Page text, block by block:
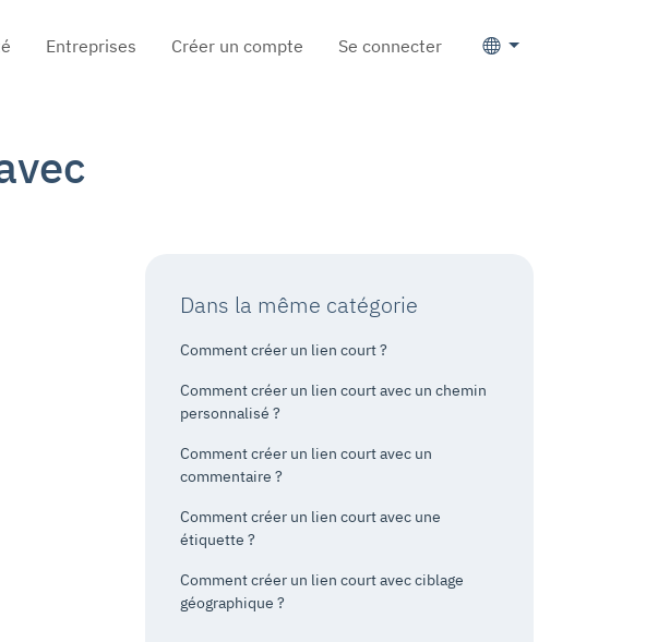
Entreprises Créer un compte Se connecter
Dans la même catégorie
Comment créer un lien court ?
Comment créer un lien court avec un chemin
personnalisé ?
Comment créer un lien court avec un
commentaire ?
Comment créer un lien court avec une
étiquette ?
Comment créer un lien court avec ciblage
géographique ?